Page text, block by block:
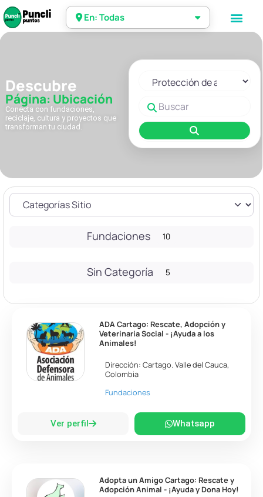
En: Todas
Descubre
Página: Ubicación
Conecta con fundaciones,
reciclaje, cultura y proyectos que
transforman tu ciudad.
Seleccionar el formulario de
Buscar
Fundaciones 10
Sin Categoría 5
ADA Cartago: Rescate, Adopción y
Veterinaria Social - ¡Ayuda a los
Animales!
Dirección:Cartago.Valle del Cauca,
Colombia
Fundaciones
Ver perfil Whatsapp
Adopta un Amigo Cartago: Rescate y
Adopción Animal - ¡Ayuda y Dona Hoy!